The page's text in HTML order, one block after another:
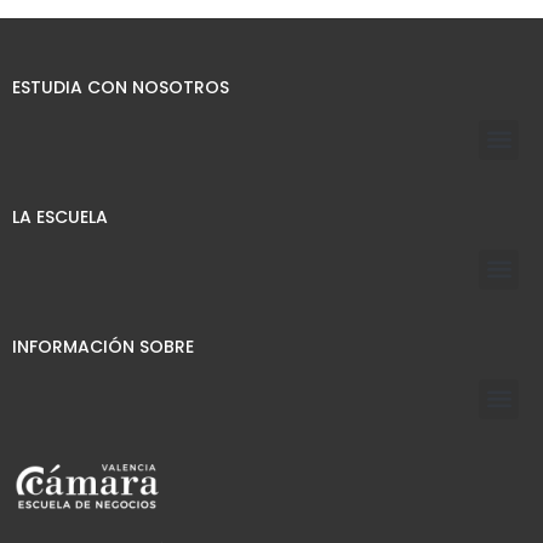
ESTUDIA CON NOSOTROS
LA ESCUELA
INFORMACIÓN SOBRE